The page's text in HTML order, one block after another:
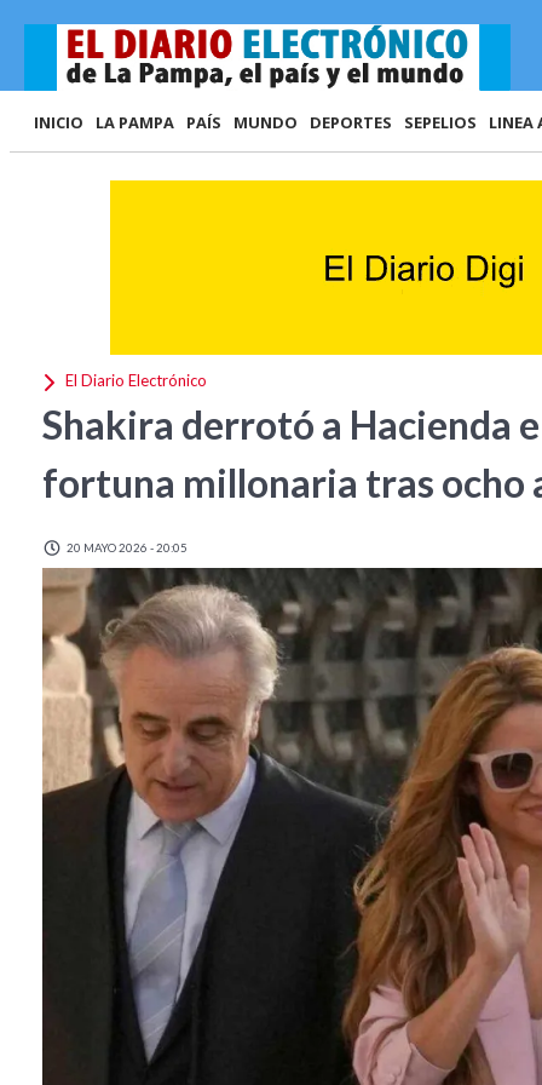
INICIO LA PAMPA PAÍS MUNDO DEPORTES SEPELIOS LINEA
El Diario Electrónico
Shakira derrotó a Hacienda
fortuna millonaria tras ocho
20 MAYO 2026 - 20:05